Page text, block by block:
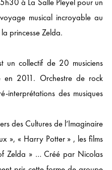
à La Salle Pleyel pour un
musical incroyable au
princesse Zelda.
un collectif de 20 musiciens
en 2011. Orchestre de rock
interprétations des musiques
des Cultures de l’Imaginaire
», « Harry Potter » , les films
Zelda » … Créé par Nicolas